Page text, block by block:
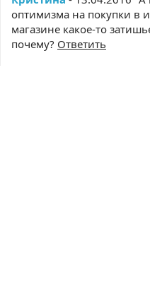
оптимизма на покупки в
магазине какое-то
почему? Ответить